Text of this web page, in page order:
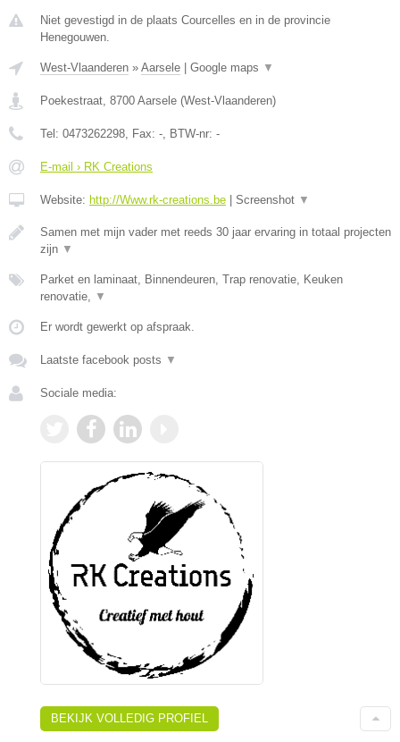
Niet gevestigd in de plaats Courcelles en in de provincie
Henegouwen.
West-Vlaanderen » Aarsele Google maps ▼
Poekestraat, 8700 Aarsele (West-Vlaanderen)
Tel: 0473262298, Fax: -, BTW-nr: -
E-mail › RK Creations
Website: http://Www.rk-creations.be Screenshot ▼
Samen met mijn vader met reeds 30 jaar ervaring in totaal projecten
zijn ▼
Parket en laminaat, Binnendeuren, Trap renovatie, Keuken
renovatie, ▼
Er wordt gewerkt op afspraak.
Laatste facebook posts ▼
Sociale media:
BEKIJK VOLLEDIG PROFIEL